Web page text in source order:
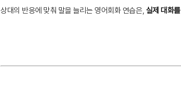
상대의 반응에 맞춰 말을 늘리는 영어회화 연습은, 실제 대화